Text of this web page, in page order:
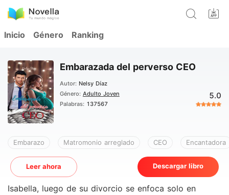
Inicio Género Ranking
Embarazada del perverso CEO
Autor: Nelsy Díaz
Género: Adulto Joven
Palabras: 137567
5.0
Embarazo Matromonio arreglado CEO Encantadora
Leer ahora Descargar libro
Isabella, luego de su divorcio se enfoca solo en